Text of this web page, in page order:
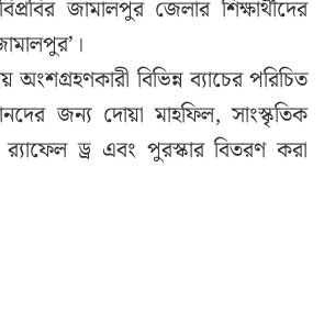
জামালপুর জেলার শিক্ষার্থীদের
অংশগ্রহণকারী বিভিন্ন ব্যাচের পরিচিত
জন্য দোয়া মাহফিল, সাংস্কৃতিক
র‌্যাফেল ড্র এবং পুরস্কার বিতরণ করা